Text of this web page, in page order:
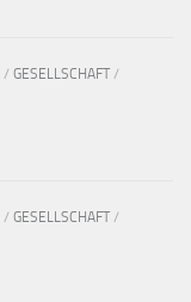
/ GESELLSCHAFT /
/ GESELLSCHAFT /